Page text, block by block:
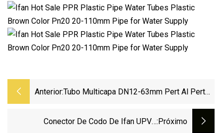
Anterior:Tubo Multicapa DN12-63mm Pert Al Pert
Conector De Codo De Ifan UPVC:próximo